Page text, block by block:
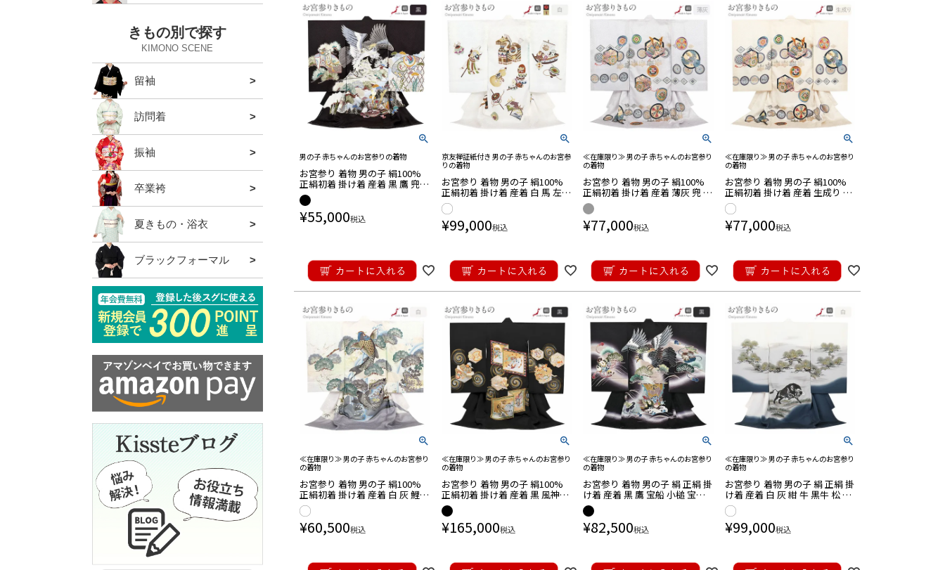
きもの別で探す
KIMONO SCENE
留袖 全ての留袖用
草履バッグセット
帯締め・帯揚げ
訪問着 全ての訪問着用
草履バッグセット
帯締め・帯揚げ
半衿・重ね衿
振袖 全ての振袖商品
草履バッグセット
バッグ
帯締め
帯揚げ・しごき
重ね衿
ショール
髪飾り
卒業袴 全ての卒業袴商品
草履バッグセット
袴単品
重ね衿
髪飾り
バッグ・巾着
夏きもの・浴衣 全ての夏物商品
夏の帯
夏きもの
夏の草履
夏の和雑貨
夏の肌着
夏の半衿
夏の帯揚
夏の帯締め
髪飾り
夏のバッグ・巾着・かご
夏の暑さ対策商品
ブラックフォーマル
全てのブラックフォーマ
男の子 赤ちゃんのお宮参りの着物
お宮参り 着物 男の子 絹100%
正絹初着 掛け着 産着 黒 鷹 兜
城 軍配 御所車 宝船 宝尽くし 松
吉祥紋 新品 日本製
¥55,000税込
京友禅証紙付き 男の子 赤ちゃんのお宮参
りの着物
お宮参り 着物 男の子 絹100%
正絹初着 掛け着 産着 白 馬 左馬
瓢箪 だるま 宝船 吉祥紋 友禅 京
友禅 金駒刺繍 金彩 新品 日本製
¥99,000税込
≪在庫限り≫ 男の子 赤ちゃんのお宮参り
の着物
お宮参り 着物 男の子 絹100%
正絹初着 掛け着 産着 薄灰 兜 鷹
鼓 剣三つ矢 違い鷹の羽 菊紋 源
氏車 吉祥紋 友禅 金駒刺繍 金彩
新品 日本製
¥77,000税込
≪在庫限り≫ 男の子 赤ちゃんのお宮参り
の着物
お宮参り 着物 男の子 絹100%
正絹初着 掛け着 産着 生成り 兜
鷹 鼓 剣三つ矢 違い鷹の羽 菊紋
源氏車 吉祥紋 友禅 金駒刺繍 金
彩 新品 日本製
¥77,000税込
≪在庫限り≫ 男の子 赤ちゃんのお宮参り
の着物
お宮参り 着物 男の子 絹100%
正絹初着 掛け着 産着 白 灰 鯉の
滝登り 登竜門 松竹梅 吉祥紋 友
¥60,500税込
≪在庫限り≫ 男の子 赤ちゃんのお宮参り
の着物
お宮参り 着物 男の子 絹100%
正絹初着 掛け着 産着 黒 風神雷
神 虎 吠虎 龍 吉祥紋 友禅 刺繍
手書き 盛金 金彩 箔ちらし 新品
日本製
¥165,000税込
≪在庫限り≫ 男の子 赤ちゃんのお宮参り
の着物
お宮参り 着物 男の子 絹 正絹 掛
け着 産着 黒 鷹 宝船 小槌 宝尽
くし 立波 吉祥紋 友禅 金彩 ぼか
し 新品 販売 日本製
¥82,500税込
≪在庫限り≫ 男の子 赤ちゃんのお宮参り
の着物
お宮参り 着物 男の子 絹 正絹 掛
け着 産着 白 灰 紺 牛 黒牛 松 暈
し 吉祥紋 友禅 手書き 金彩 ぼか
し 新品 日本製
¥99,000税込